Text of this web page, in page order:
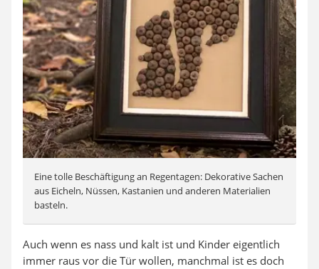
Eine tolle Beschäftigung an Regentagen: Dekorative Sachen
aus Eicheln, Nüssen, Kastanien und anderen Materialien
basteln.
Auch wenn es nass und kalt ist und Kinder eigentlich
immer raus vor die Tür wollen, manchmal ist es doch